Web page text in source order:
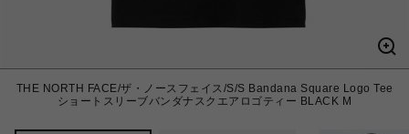
THE NORTH FACE/ザ・ノースフェイス/S/S Bandana Square Logo Tee
ショートスリーブバンダナスクエアロゴティー BLACK M